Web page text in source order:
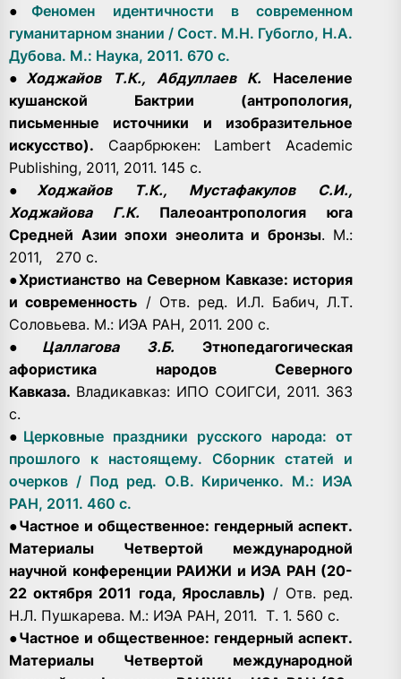
●Феномен идентичности в современном
гуманитарном знании / Сост. М.Н. Губогло, Н.А.
Дубова. М.: Наука, 2011. 670 с.
● Ходжайов Т.К., Абдуллаев К. Население
кушанской Бактрии (антропология,
письменные источники и изобразительное
искусство). Саарбрюкен: Lambert Academic
Publishing, 2011, 2011. 145 с.
● Ходжайов Т.К., Мустафакулов С.И.,
Ходжайова Г.К. Палеоантропология юга
Средней Азии эпохи энеолита и бронзы. М.:
2011, 270 с.
●Христианство на Северном Кавказе: история
и современность / Отв. ред. И.Л. Бабич, Л.Т.
Соловьева. М.: ИЭА РАН, 2011. 200 с.
● Цаллагова З.Б. Этнопедагогическая
афористика народов Северного
Кавказа. Владикавказ: ИПО СОИГСИ, 2011. 363
с.
● Церковные праздники русского народа: от
прошлого к настоящему. Сборник статей и
очерков / Под ред. О.В. Кириченко. М.: ИЭА
РАН, 2011. 460 с.
●Частное и общественное: гендерный аспект.
Материалы Четвертой международной
научной конференции РАИЖИ и ИЭА РАН (20-
22 октября 2011 года, Ярославль) / Отв. ред.
Н.Л. Пушкарева. М.: ИЭА РАН, 2011. Т. 1. 560 с.
●Частное и общественное: гендерный аспект.
Материалы Четвертой международной